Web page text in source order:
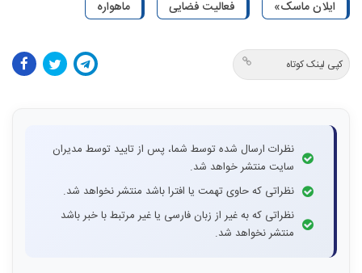
ایلان ماسک» فعالیت فضایی ماهواره
کپی لینک کوتاه
نظرات ارسال شده توسط شما، پس از تایید توسط مدیران
سایت منتشر خواهد شد.
نظراتی که حاوی تهمت یا افترا باشد منتشر نخواهد شد.
نظراتی که به غیر از زبان فارسی یا غیر مرتبط با خبر باشد
منتشر نخواهد شد.